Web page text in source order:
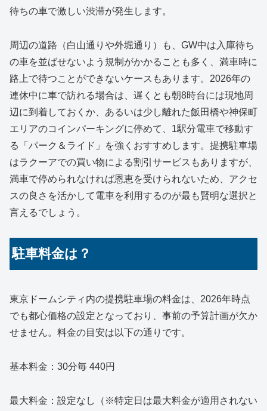
待ちの車で激しい渋滞が発生します。
周辺の道路（白山通りや外堀通り）も、GW中は入庫待ち
の車を並ばせないよう規制がかかることも多く、満車時に
路上で待つことができないケースもあります。2026年の
連休中に車で訪れる場合は、遅くとも朝8時台には現地周
辺に到着しておくか、あるいは少し離れた飯田橋や神保町
エリアのコインパーキングに停めて、1駅分電車で移動す
る「パーク＆ライド」を強くおすすめします。提携駐車場
はラクーアでの買い物による割引サービスもありますが、
満車で停められなければ恩恵を受けられないため、アクセ
スの良さを活かして電車を利用するのが最も賢明な選択と
言えるでしょう。
駐車料金は？
東京ドームシティ内の提携駐車場の料金は、2026年時点
でも都心価格の設定となっており、事前の予算計画が欠か
せません。料金の目安は以下の通りです。
基本料金：30分毎 440円
最大料金：設定なし（※特定日は最大料金が適用されない